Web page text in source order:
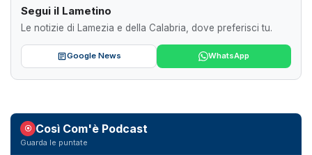
Segui il Lametino
Le notizie di Lamezia e della Calabria, dove preferisci tu.
Google News WhatsApp
Così Com'è Podcast
Guarda le puntate